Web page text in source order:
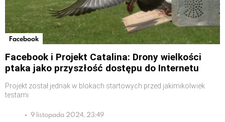
Facebook
Facebook i Projekt Catalina: Drony wielkości
ptaka jako przyszłość dostępu do Internetu
Projekt został jednak w blokach startowych przed jakimikolwiek
testami
9 listopada 2024, 23:49